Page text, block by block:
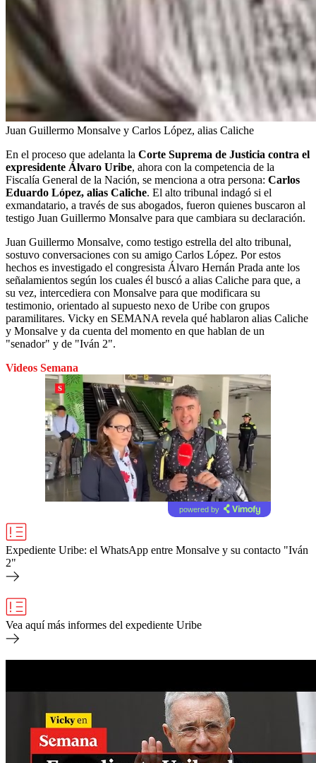
Juan Guillermo Monsalve y Carlos López, alias Caliche
En el proceso que adelanta la Corte Suprema de Justicia contra el
expresidente Álvaro Uribe, ahora con la competencia de la
Fiscalía General de la Nación, se menciona a otra persona: Carlos
Eduardo López, alias Caliche. El alto tribunal indagó si el
exmandatario, a través de sus abogados, fueron quienes buscaron al
testigo Juan Guillermo Monsalve para que cambiara su declaración.
Juan Guillermo Monsalve, como testigo estrella del alto tribunal,
sostuvo conversaciones con su amigo Carlos López. Por estos
hechos es investigado el congresista Álvaro Hernán Prada ante los
señalamientos según los cuales él buscó a alias Caliche para que, a
su vez, intercediera con Monsalve para que modificara su
testimonio, orientado al supuesto nexo de Uribe con grupos
paramilitares. Vicky en SEMANA revela qué hablaron alias Caliche
y Monsalve y da cuenta del momento en que hablan de un
"senador" y de "Iván 2".
Videos Semana
powered by
Expediente Uribe: el WhatsApp entre Monsalve y su contacto "Iván
2"
Vea aquí más informes del expediente Uribe